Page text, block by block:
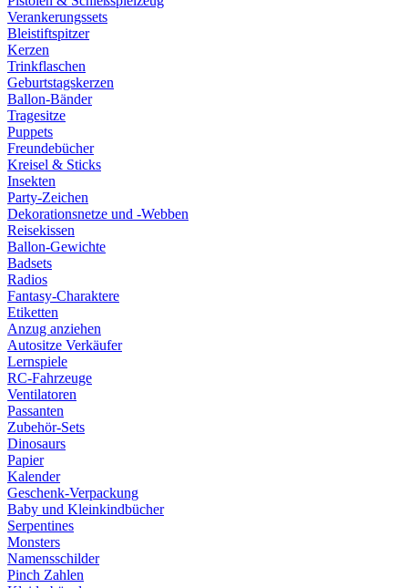
Verankerungssets
Bleistiftspitzer
Kerzen
Trinkflaschen
Geburtstagskerzen
Ballon-Bänder
Tragesitze
Puppets
Freundebücher
Kreisel & Sticks
Insekten
Party-Zeichen
Dekorationsnetze und -Webben
Reisekissen
Ballon-Gewichte
Badsets
Radios
Fantasy-Charaktere
Etiketten
Anzug anziehen
Autositze Verkäufer
Lernspiele
RC-Fahrzeuge
Ventilatoren
Passanten
Zubehör-Sets
Dinosaurs
Papier
Kalender
Geschenk-Verpackung
Baby und Kleinkindbücher
Serpentines
Monsters
Namensschilder
Pinch Zahlen